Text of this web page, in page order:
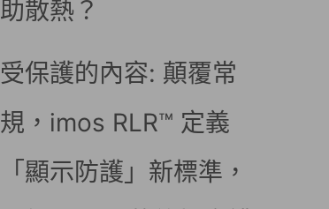
助散熱？
受保護的內容: 顛覆常
規，imos RLR™ 定義
「顯示防護」新標準，